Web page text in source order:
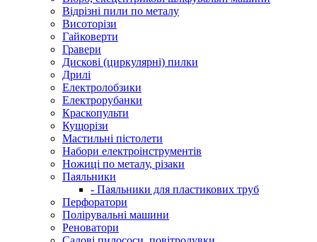
Відрізні пили по металу
Висоторізи
Гайковерти
Гравери
Дискові (циркулярні) пилки
Дрилі
Електролобзики
Електрорубанки
Краскопульти
Кущорізи
Мастильні пістолети
Набори електроінструментів
Ножиці по металу, різаки
Паяльники
- Паяльники для пластикових труб
Перфоратори
Полірувальні машини
Реноватори